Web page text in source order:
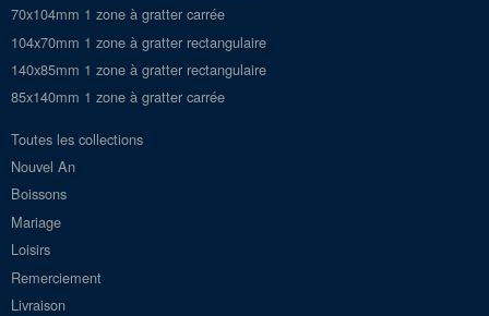
70x104mm 1 zone à gratter carrée
104x70mm 1 zone à gratter rectangulaire
140x85mm 1 zone à gratter rectangulaire
85x140mm 1 zone à gratter carrée
Toutes les collections
Nouvel An
Boissons
Mariage
Loisirs
Remerciement
Livraison